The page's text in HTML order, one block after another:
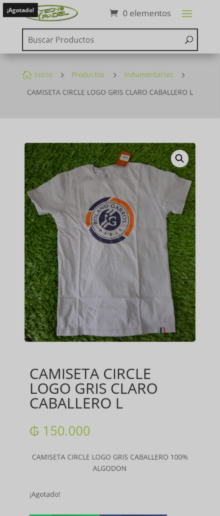
0 elementos
¡Agotado!
 Inicio 5 Productos 5 Indumentarias 5
CAMISETA CIRCLE LOGO GRIS CLARO CABALLERO L
CAMISETA CIRCLE
LOGO GRIS CLARO
CABALLERO L
₲ 150.000
CAMISETA CIRCLE LOGO GRIS CABALLERO 100%
ALGODON
¡Agotado!